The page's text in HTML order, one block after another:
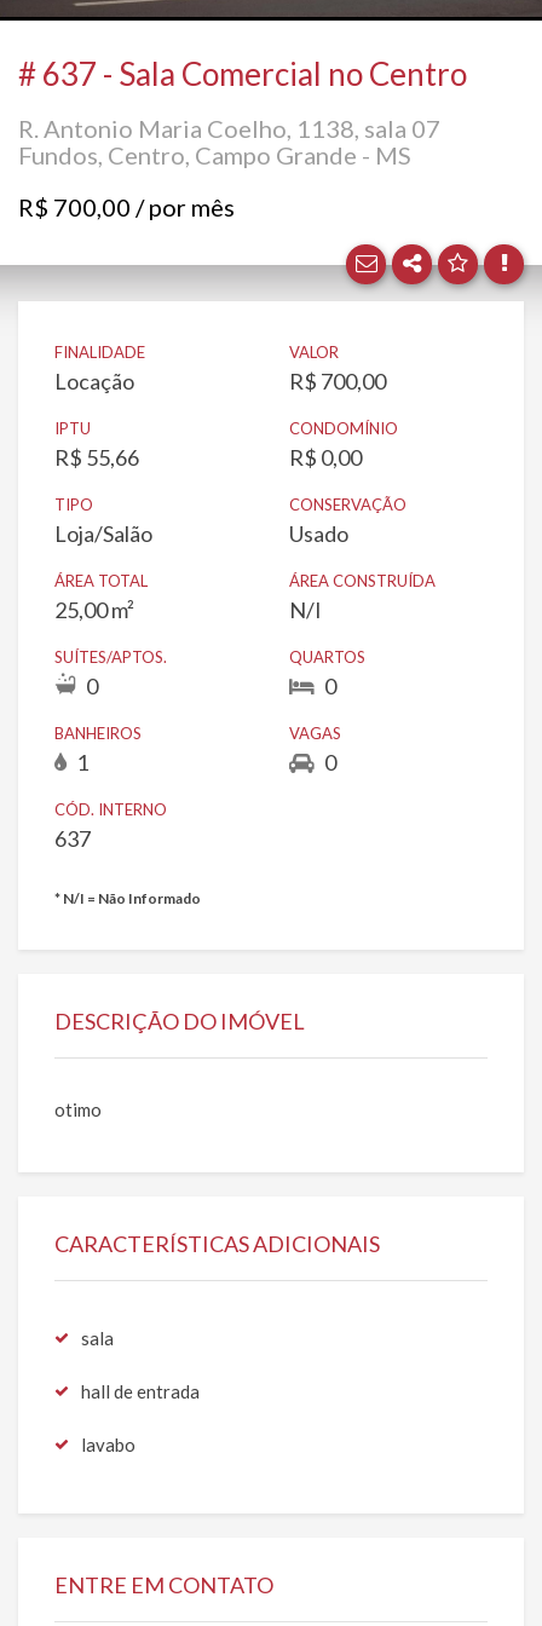
# 637 - Sala Comercial no Centro
R. Antonio Maria Coelho, 1138, sala 07
Fundos, Centro, Campo Grande - MS
R$ 700,00 / por mês
FINALIDADE
Locação
VALOR
R$ 700,00
IPTU
R$ 55,66
CONDOMÍNIO
R$ 0,00
TIPO
Loja/Salão
CONSERVAÇÃO
Usado
ÁREA TOTAL
25,00 m²
ÁREA CONSTRUÍDA
N/I
SUÍTES/APTOS.
0
QUARTOS
0
BANHEIROS
1
VAGAS
0
CÓD. INTERNO
637
* N/I = Não Informado
DESCRIÇÃO DO IMÓVEL
otimo
CARACTERÍSTICAS ADICIONAIS
sala
hall de entrada
lavabo
ENTRE EM CONTATO